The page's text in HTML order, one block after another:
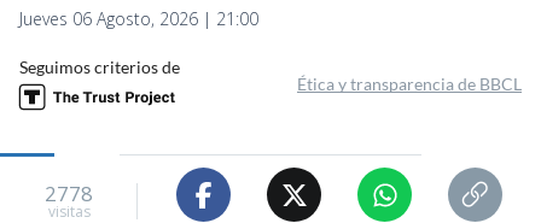
Jueves 06 Agosto, 2026 | 21:00
Seguimos criterios de
Ética y transparencia de BBCL
2778
visitas